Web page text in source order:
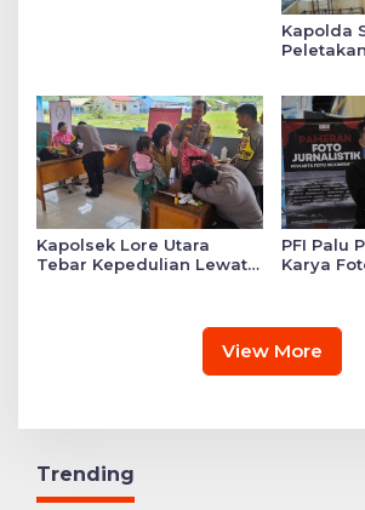
Kapolda
Kapolsek Lore Utara
Tebar Kepedulian Lewat
PFI Palu
Karya
View More
Trending